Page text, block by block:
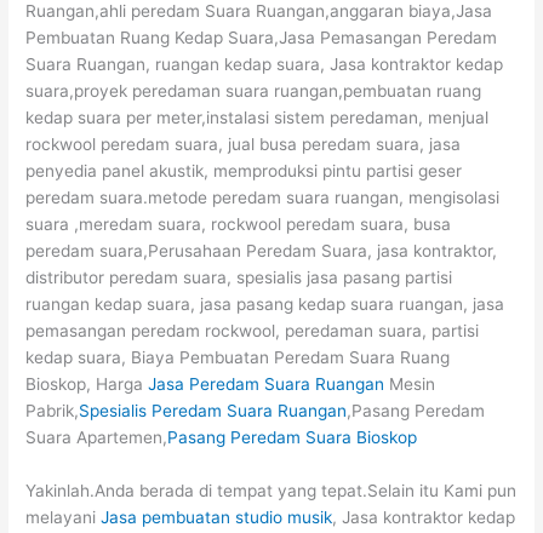
Ruangan,ahli peredam Suara Ruangan,anggaran biaya,Jasa
Pembuatan Ruang Kedap Suara,Jasa Pemasangan Peredam
Suara Ruangan, ruangan kedap suara, Jasa kontraktor kedap
suara,proyek peredaman suara ruangan,pembuatan ruang
kedap suara per meter,instalasi sistem peredaman, menjual
rockwool peredam suara, jual busa peredam suara, jasa
penyedia panel akustik, memproduksi pintu partisi geser
peredam suara.metode peredam suara ruangan, mengisolasi
suara ,meredam suara, rockwool peredam suara, busa
peredam suara,Perusahaan Peredam Suara, jasa kontraktor,
distributor peredam suara, spesialis jasa pasang partisi
ruangan kedap suara, jasa pasang kedap suara ruangan, jasa
pemasangan peredam rockwool, peredaman suara, partisi
kedap suara, Biaya Pembuatan Peredam Suara Ruang
Bioskop, HargaJasa Peredam Suara Ruangan Mesin
Pabrik,Spesialis Peredam Suara Ruangan,Pasang Peredam
Suara Apartemen,Pasang Peredam Suara Bioskop
Yakinlah.Anda berada di tempat yang tepat.Selain itu Kami pun
melayaniJasa pembuatan studio musik, Jasa kontraktor kedap